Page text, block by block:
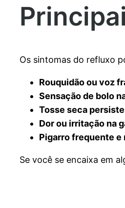
Os sintomas do refluxo
Rouquidão ou voz
Sensação de bolo
Tosse seca
Dor ou irritação na
Pigarro frequente e
Se você se encaixa em